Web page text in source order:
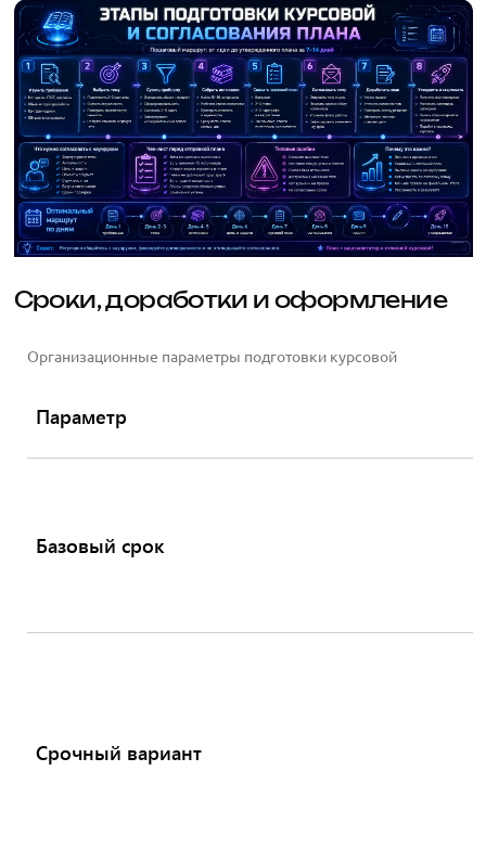
Сроки, доработки и оформление
Организационные параметры подготовки курсовой
Параметр
Базовый срок
Срочный вариант